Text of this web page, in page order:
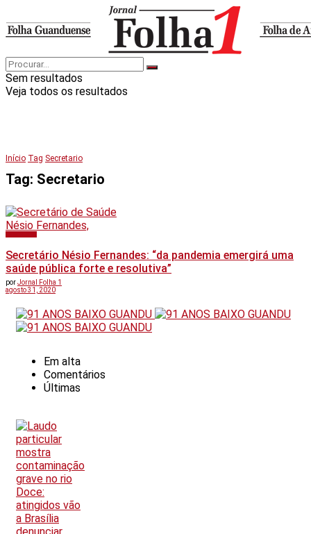
Sem resultados
Veja todos os resultados
Início Tag Secretario
Tag: Secretario
Secretário Nésio Fernandes: “da pandemia emergirá uma
saúde pública forte e resolutiva”
porJornal Folha 1
agosto 31, 2020
Em alta
Comentários
Últimas